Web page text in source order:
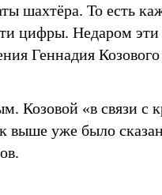
шахтёра. То есть
цифры. Недаром эти
Геннадия
Козовой «в связи с
выше уже было